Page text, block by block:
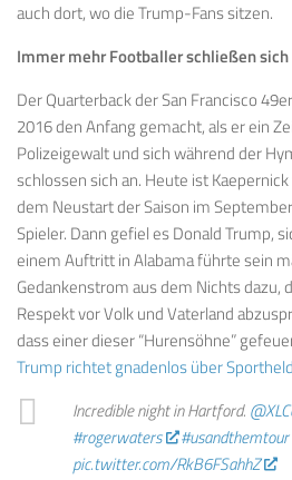
auch dort, wo die Trump-Fans sitzen.
Immer mehr Footballer schließen
Der Quarterback der San Francisco
2016 den Anfang gemacht, als er ein
Polizeigewalt und sich während der
schlossen sich an. Heute ist
dem Neustart der Saison im
Spieler. Dann gefiel es Donald Trump,
einem Auftritt in Alabama führte sein
Gedankenstrom aus dem Nichts dazu,
Respekt vor Volk und Vaterland
dass einer dieser “Hurensöhne”
Trump richtet gnadenlos über
Incredible night in Hartford.
#rogerwaters
#usandthemtour
pic.twitter.com/RkB6FSahhZ